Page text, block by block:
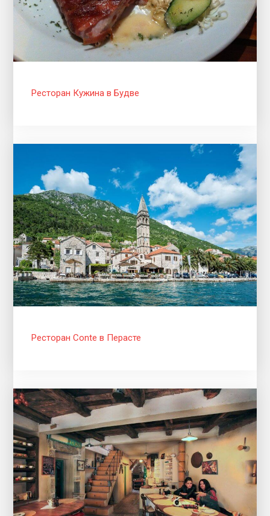
Ресторан Кужина в Будве
Ресторан Conte в Перасте